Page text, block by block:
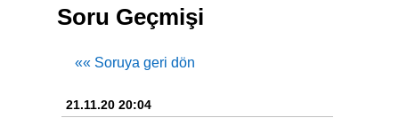
Soru Geçmişi
«« Soruya geri dön
21.11.20 20:04